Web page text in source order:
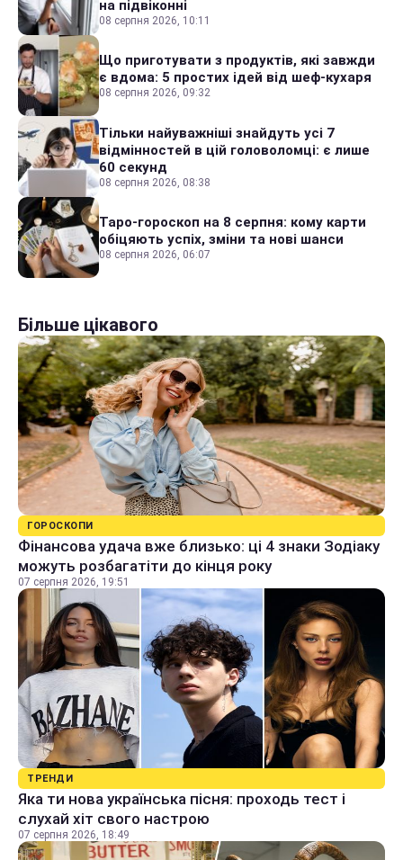
на підвіконні
08 серпня 2026, 10:11
Що приготувати з продуктів, які завжди
є вдома: 5 простих ідей від шеф-кухаря
08 серпня 2026, 09:32
Тільки найуважніші знайдуть усі 7
відмінностей в цій головоломці: є лише
60 секунд
08 серпня 2026, 08:38
Таро-гороскоп на 8 серпня: кому карти
обіцяють успіх, зміни та нові шанси
08 серпня 2026, 06:07
Більше цікавого
ГОРОСКОПИ
Фінансова удача вже близько: ці 4 знаки Зодіаку
можуть розбагатіти до кінця року
07 серпня 2026, 19:51
ТРЕНДИ
Яка ти нова українська пісня: проходь тест і
слухай хіт свого настрою
07 серпня 2026, 18:49